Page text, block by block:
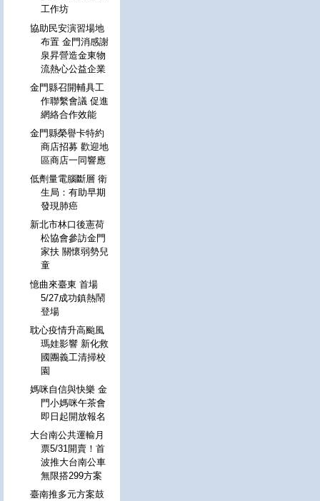
工作坊
協助民安演習場地
布置 金門消感謝
泉昇營造金東物
流熱心公益企業
金門縣召開輔具工
作聯繫會議 促進
網絡合作效能
金門縣榮譽卡特約
商店招募 歡迎地
區商店一同響應
低劑量電腦斷層 衛
生局：有助早期
發現肺癌
新北市林口後憲荷
松協會參訪金門
家扶 關懷弱勢兒
童
憶曲來臺東 首場
5/27成功鎮熱鬧
登場
耽心疫情升高颱風
瑪娃影響 新化救
國團義工清掃校
園
媽咪自信與快樂 金
門小媽咪午茶會
即日起開放報名
大台南公共運輸月
票5/31開賣！首
波推大台南公車
無限搭299方案
臺南推多元方案鼓